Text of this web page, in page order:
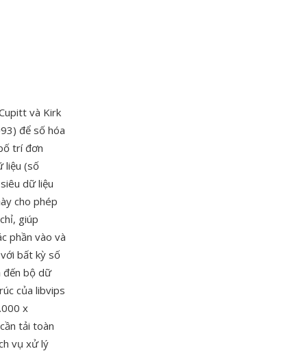
và Kirk
để số hóa
trí đơn
liệu (số
dữ liệu
cho phép
giúp
phần vào và
bất kỳ số
đến bộ dữ
của libvips
x
tải toàn
vụ xử lý